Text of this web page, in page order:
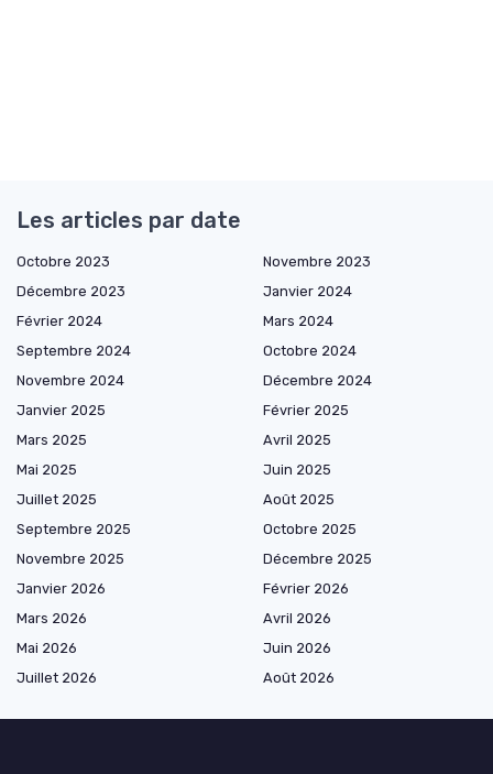
Les articles par date
Octobre 2023
Novembre 2023
Décembre 2023
Janvier 2024
Février 2024
Mars 2024
Septembre 2024
Octobre 2024
Novembre 2024
Décembre 2024
Janvier 2025
Février 2025
Mars 2025
Avril 2025
Mai 2025
Juin 2025
Juillet 2025
Août 2025
Septembre 2025
Octobre 2025
Novembre 2025
Décembre 2025
Janvier 2026
Février 2026
Mars 2026
Avril 2026
Mai 2026
Juin 2026
Juillet 2026
Août 2026